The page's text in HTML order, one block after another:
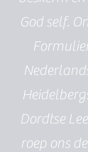
God self.
Dordtse
roep ons